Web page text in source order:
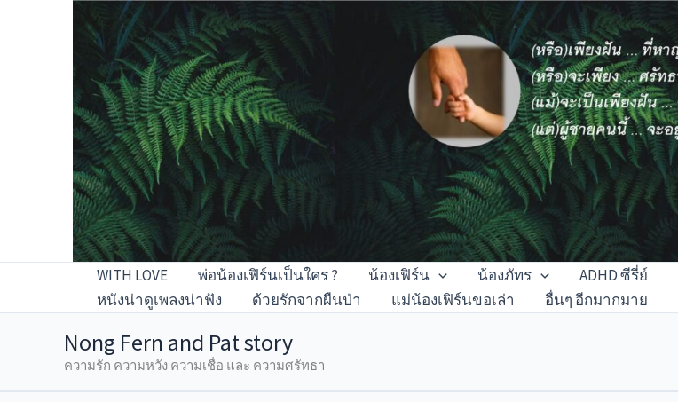
WITH LOVE พ่อน้องเฟิร์นเป็นใคร ? น้องเฟิร์น น้องภัทร ADHD ซีรี่ย์
หนังน่าดูเพลงน่าฟัง
ด้วยรักจากผืนป่า แม่น้องเฟิร์นขอเล่า อื่นๆ อีกมากมาย
Nong Fern and Pat story
ความรัก ความหวัง ความเชื่อ และ ความศรัทธา